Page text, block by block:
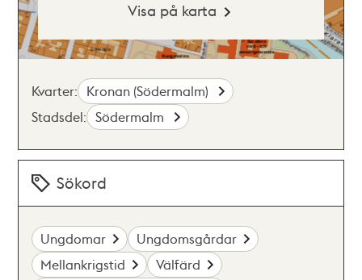
Visa på karta
Kvarter: Kronan (Södermalm)
Stadsdel: Södermalm
Sökord
Ungdomar
Ungdomsgårdar
Mellankrigstid
Välfärd